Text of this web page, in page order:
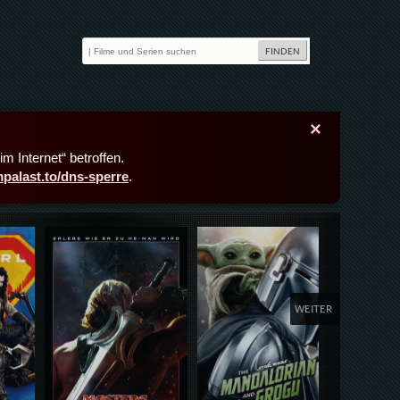
×
Internet“ betroffen.
dns-sperre.
Details,Play Details,Play
WEITER